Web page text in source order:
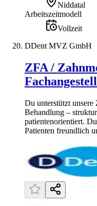
Niddatal
Arbeitszeitmodell
Vollzeit
DDent MVZ GmbH
ZFA /
Du unterstützt unsere
Behandlung –
patientenorientiert.
Patienten freundlich